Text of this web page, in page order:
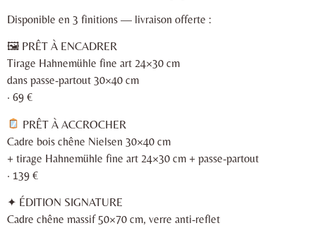
Disponible en 3 finitions — livraison offerte :
🖼 PRÊT À ENCADRER
Tirage Hahnemühle fine art 24×30 cm
dans passe-partout 30×40 cm
· 69 €
PRÊT À ACCROCHER
Cadre bois chêne Nielsen 30×40 cm
+ tirage Hahnemühle fine art 24×30 cm + passe-partout
· 139 €
✦ ÉDITION SIGNATURE
Cadre chêne massif 50×70 cm, verre anti-reflet